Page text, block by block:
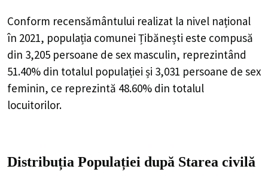
Conform recensământului realizat la nivel național
în 2021, populația comunei Țibănești este compusă
din 3,205 persoane de sex masculin, reprezintând
51.40% din totalul populației și 3,031 persoane de sex
feminin, ce reprezintă 48.60% din totalul
locuitorilor.
Distribuția Populației după Starea civilă